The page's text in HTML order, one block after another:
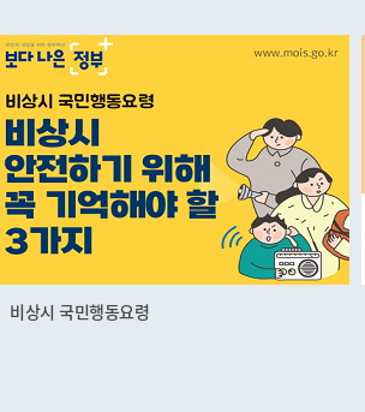
비상시 국민행동요령